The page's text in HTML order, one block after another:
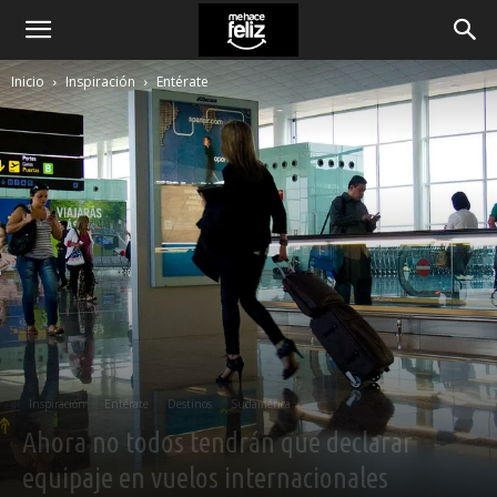
Inicio Inspiración Entérate
Inspiración Entérate Destinos Sudamérica
Ahora no todos tendrán que declarar
equipaje en vuelos internacionales